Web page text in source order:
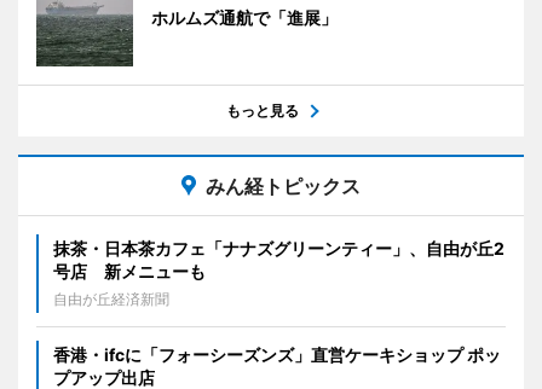
ホルムズ通航で「進展」
もっと見る
みん経トピックス
抹茶・日本茶カフェ「ナナズグリーンティー」、自由が丘2
号店 新メニューも
自由が丘経済新聞
香港・ifcに「フォーシーズンズ」直営ケーキショップ ポッ
プアップ出店